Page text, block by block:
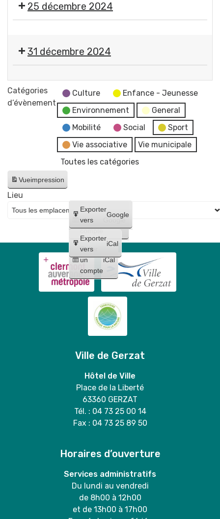
CASG
Rugby
25 décembre 2024
Noël
-
Fermeture
des
services
31 décembre 2024
Réveillon
du
Jumelage
🎉
Catégories
d’évènement
Culture
Enfance - Jeunesse
Environnement
General
Mobilité
Social
Sport
Vie associative
Vie municipale
Toutes les catégories
Vueimpression
Créer
un
compte
Google
Créer
un
compte
iCal
Exporter
vers
Google
Exporter
vers
iCal
Lieu
Ville de Gerzat
Hôtel de Ville
Place de la Liberté
63360 GERZAT
Tél. : 04 73 25 00 14
Fax : 04 73 25 89 50
Horaires d’ouverture
Services administratifs
Du lundi au vendredi
de 8h00 à 12h00
et de 13h00 à 17h00